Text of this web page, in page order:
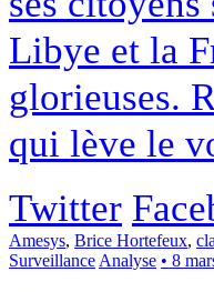
Libye et la
glorieuses.
qui lève le
Twitter
Amesys, Brice Hortefeux,
Surveillance Analyse • 8